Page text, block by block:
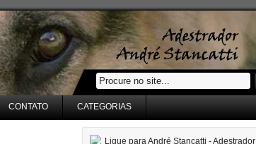
CONTATO CATEGORIAS